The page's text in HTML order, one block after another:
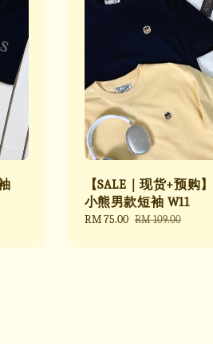
【SALE｜现货+预购
小熊男款短袖 W11
Sale
RM 75.00 Regular
RM 109.00